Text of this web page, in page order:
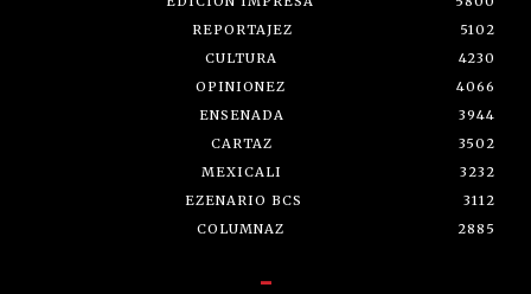
REPORTAJEZ
5102
CULTURA
4230
OPINIONEZ
4066
ENSENADA
3944
CARTAZ
3502
MEXICALI
3232
EZENARIO BCS
3112
COLUMNAZ
2885
-